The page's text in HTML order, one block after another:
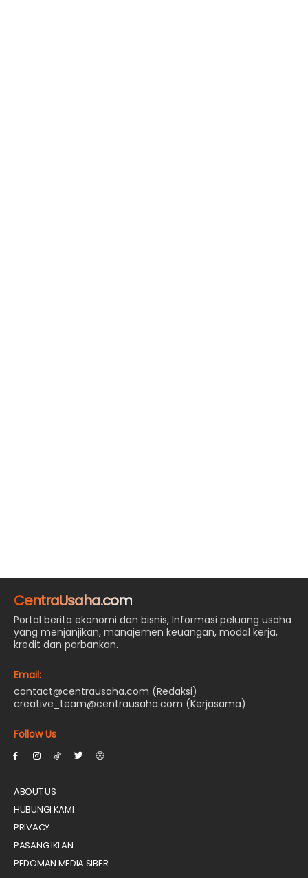
CentraUsaha.com
Portal berita ekonomi dan bisnis, Informasi peluang usaha
yang menjanjikan, manajemen keuangan, modal kerja,
kredit dan perbankan.
Email:
contact@centrausaha.com (Redaksi)
creative_team@centrausaha.com (Kerjasama)
Follow Us
ABOUT US
HUBUNGI KAMI
PRIVACY
PASANG IKLAN
PEDOMAN MEDIA SIBER